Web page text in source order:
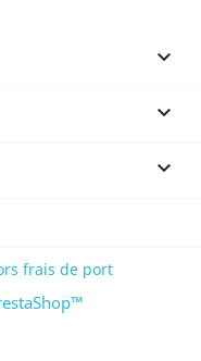



frais de port